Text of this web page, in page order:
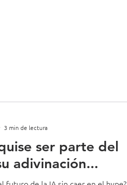
ser parte del
adivinación...
3 min de lectura